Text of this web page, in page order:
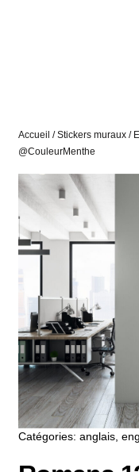
Accueil /Stickers muraux /
@CouleurMenthe
Catégories:anglais,